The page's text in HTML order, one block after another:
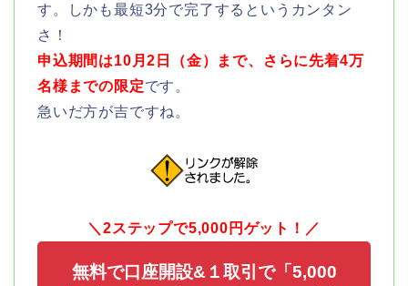
す。しかも最短3分で完了するというカンタン
さ！
申込期間は10月2日（金）まで、さらに先着4万
名様までの限定です。
急いだ方が吉ですね。
＼2ステップで5,000円ゲット！／
無料で口座開設&１取引で「5,000